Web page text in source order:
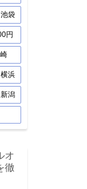
池袋
円
横浜
新潟
オ
徹